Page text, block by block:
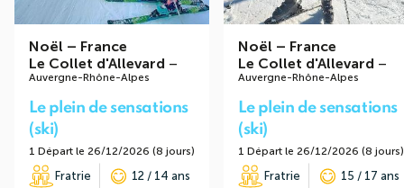
Noël – France
Le Collet d'Allevard –
Auvergne-Rhône-Alpes
Le plein de sensations
(ski)
1 Départ le 26/12/2026 (8 jours)
Fratrie 12 / 14 ans
Noël – France
Le Collet d'Allevard –
Auvergne-Rhône-Alpes
Le plein de sensations
(ski)
1 Départ le 26/12/2026 (8 jours)
Fratrie 15 / 17 ans